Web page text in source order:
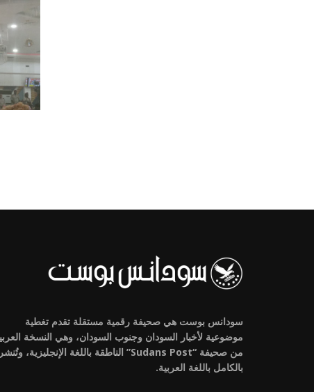
سودانس بوست هي صحيفة رقمية مستقلة تقدم تغطية
موضوعية لأخبار السودان وجنوب السودان، وهي النسخة
من صحيفة “Sudans Post” الناطقة باللغة الإنجليزية، وتُنشر
بالكامل باللغة العربية.